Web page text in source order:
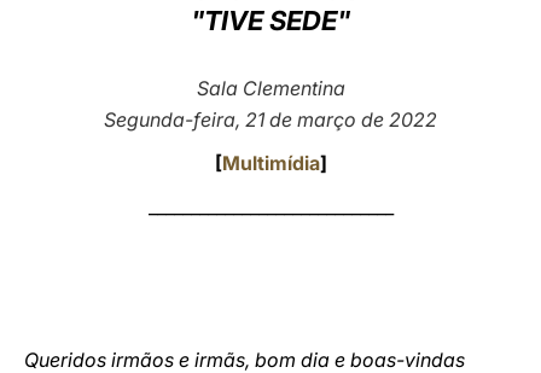
"TIVE SEDE"
Sala Clementina
Segunda-feira, 21 de março de 2022
[Multimídia]
Queridos irmãos e irmãs, bom dia e boas-vindas